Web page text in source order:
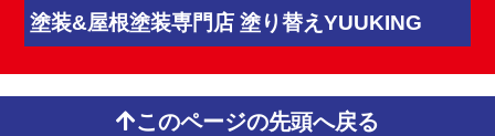
塗装&屋根塗装専門店 塗り替えYUUKING
このページの先頭へ戻る